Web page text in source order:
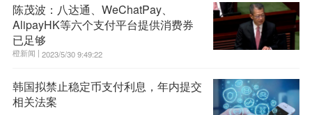
陈茂波：八达通、WeChatPay、
AlipayHK等六个支付平台提供消费券
已足够
橙新闻 | 2023/5/30 9:49:22
韩国拟禁止稳定币支付利息，年内提交
相关法案